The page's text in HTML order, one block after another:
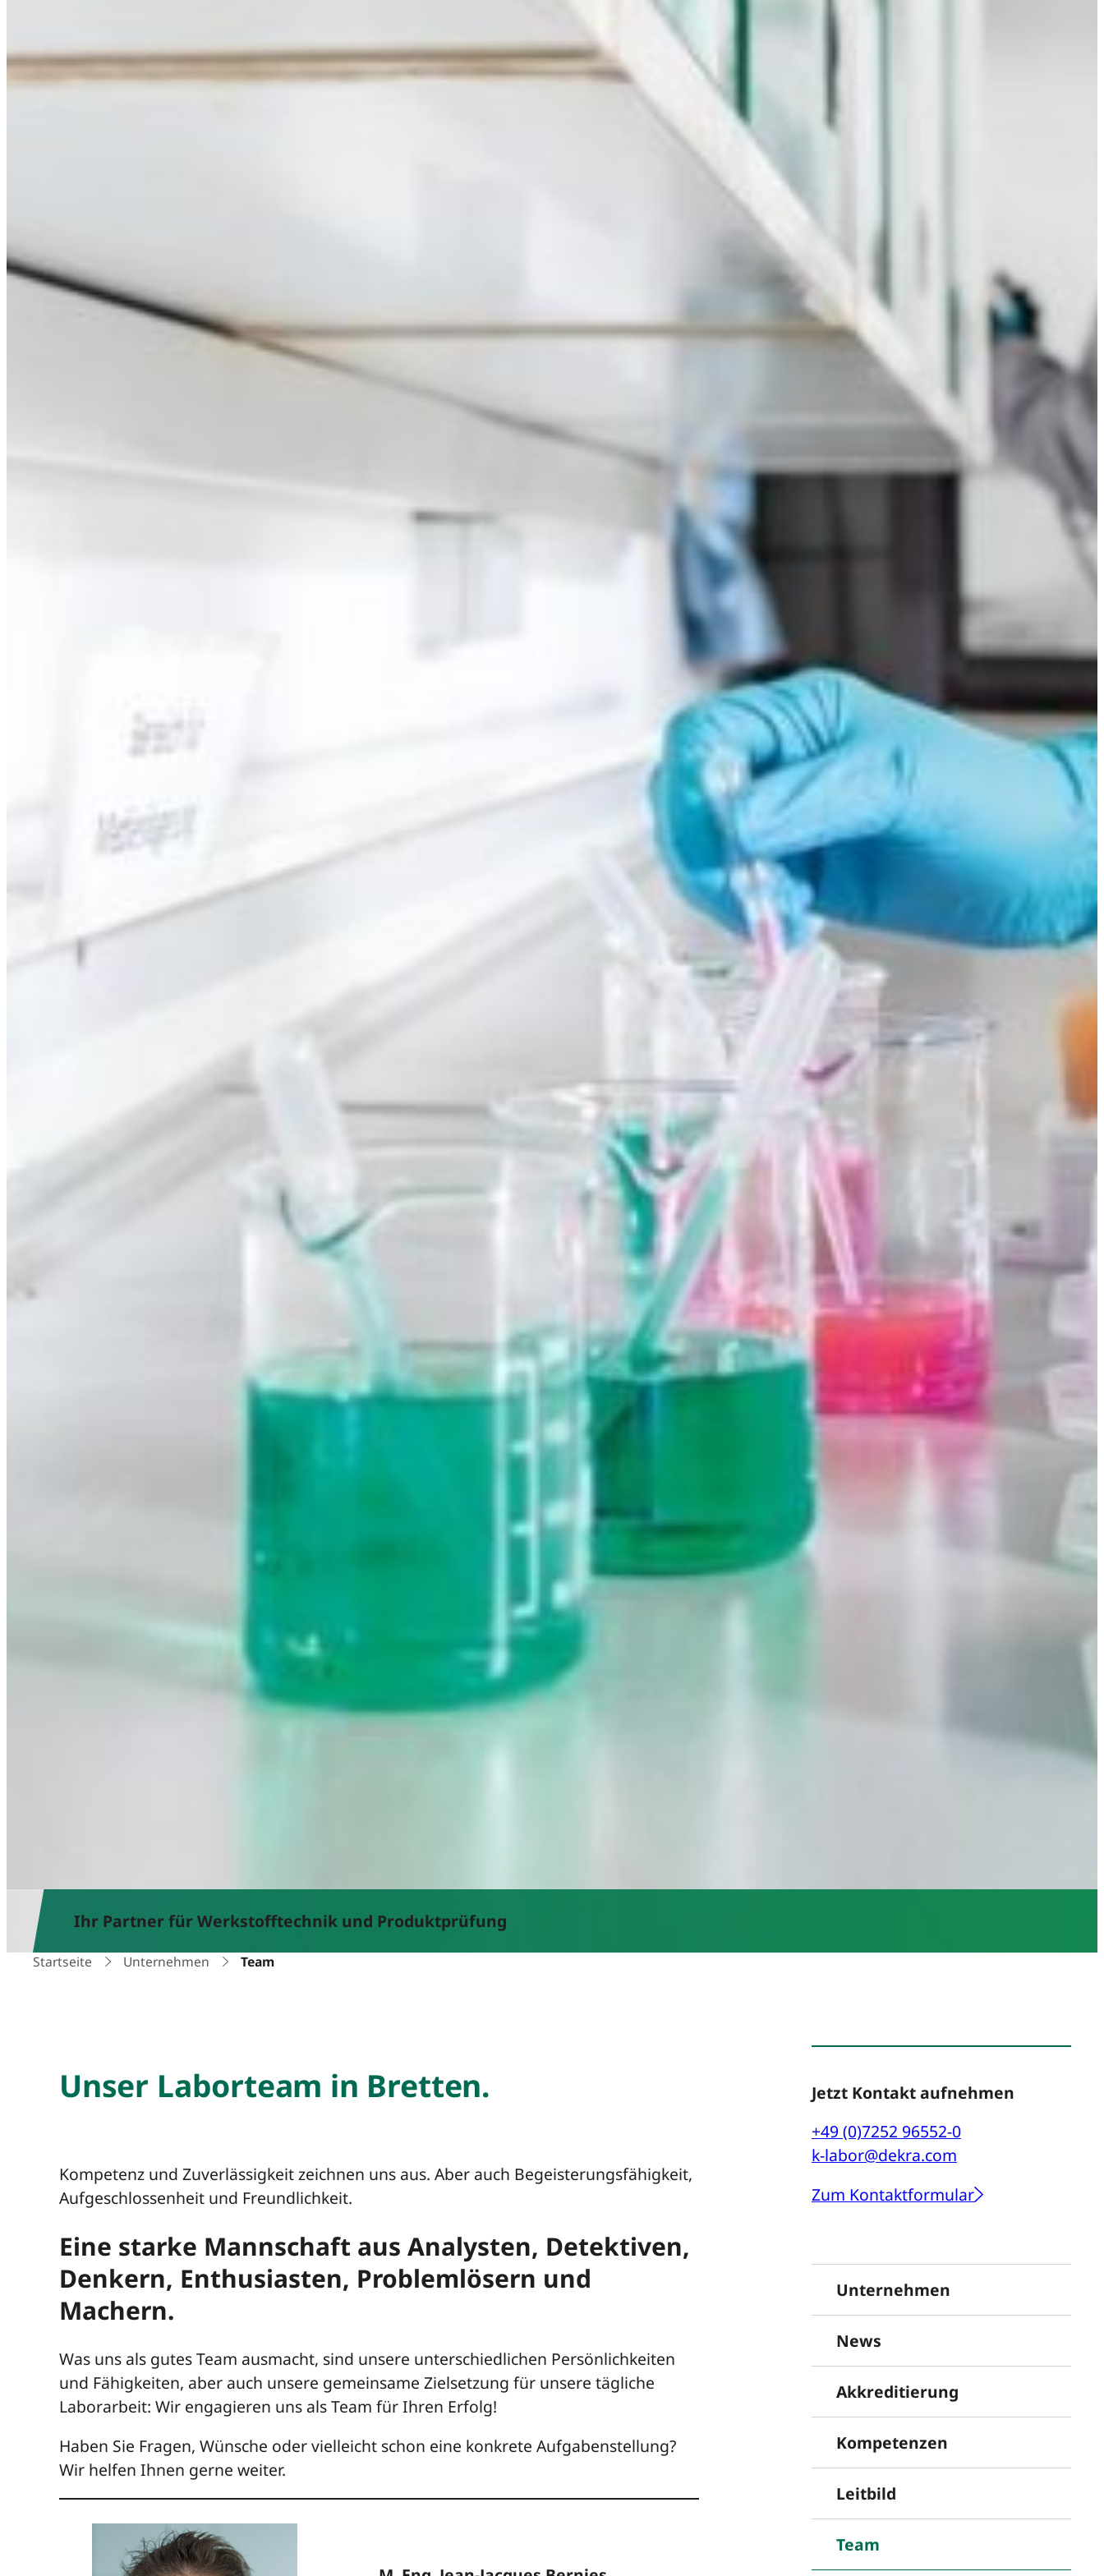
Ihr Partner für Werkstofftechnik und Produktprüfung
Startseite Unternehmen Team
Unser Laborteam in Bretten.
Kompetenz und Zuverlässigkeit zeichnen uns aus. Aber auch Begeisterungsfähigkeit,
Aufgeschlossenheit und Freundlichkeit.
Eine starke Mannschaft aus Analysten, Detektiven,
Denkern, Enthusiasten, Problemlösern und
Machern.
Was uns als gutes Team ausmacht, sind unsere unterschiedlichen Persönlichkeiten
und Fähigkeiten, aber auch unsere gemeinsame Zielsetzung für unsere tägliche
Laborarbeit: Wir engagieren uns als Team für Ihren Erfolg!
Haben Sie Fragen, Wünsche oder vielleicht schon eine konkrete Aufgabenstellung?
Wir helfen Ihnen gerne weiter.
Jetzt Kontakt aufnehmen
+49 (0)7252 96552-0
k-labor@dekra.com
Zum Kontaktformular
Unternehmen
News
Akkreditierung
Kompetenzen
Leitbild
Team